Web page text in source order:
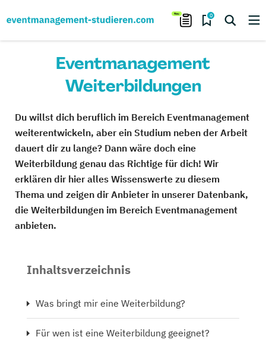
0
Eventmanagement
Weiterbildungen
Du willst dich beruflich im Bereich Eventmanagement
weiterentwickeln, aber ein Studium neben der Arbeit
dauert dir zu lange? Dann wäre doch eine
Weiterbildung genau das Richtige für dich! Wir
erklären dir hier alles Wissenswerte zu diesem
Thema und zeigen dir Anbieter in unserer Datenbank,
die Weiterbildungen im Bereich Eventmanagement
anbieten.
Inhaltsverzeichnis
Was bringt mir eine Weiterbildung?
Für wen ist eine Weiterbildung geeignet?